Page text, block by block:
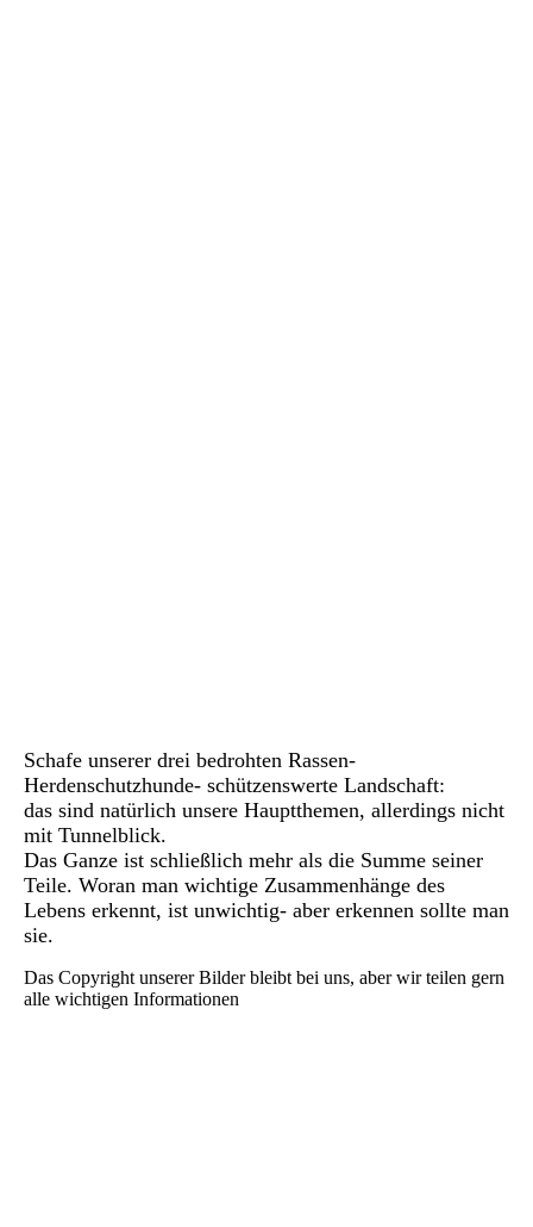
Schafe unserer drei bedrohten Rassen-
Herdenschutzhunde- schützenswerte Landschaft:
das sind natürlich unsere Hauptthemen, allerdings nicht
mit Tunnelblick.
Das Ganze ist schließlich mehr als die Summe seiner
Teile. Woran man wichtige Zusammenhänge des
Lebens erkennt, ist unwichtig- aber erkennen sollte man
sie.
Das Copyright unserer Bilder bleibt bei uns, aber wir teilen gern
alle wichtigen Informationen